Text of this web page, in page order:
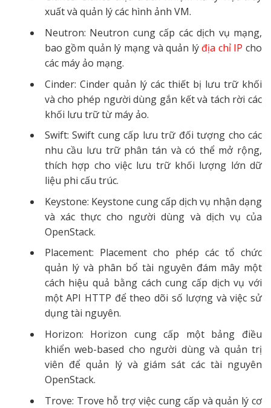
xuất và quản lý các hình ảnh VM.
Neutron: Neutron cung cấp các dịch vụ mạng,
bao gồm quản lý mạng và quản lý địa chỉ IP cho
các máy ảo mạng.
Cinder: Cinder quản lý các thiết bị lưu trữ khối
và cho phép người dùng gắn kết và tách rời các
khối lưu trữ từ máy ảo.
Swift: Swift cung cấp lưu trữ đối tượng cho các
nhu cầu lưu trữ phân tán và có thể mở rộng,
thích hợp cho việc lưu trữ khối lượng lớn dữ
liệu phi cấu trúc.
Keystone: Keystone cung cấp dịch vụ nhận dạng
và xác thực cho người dùng và dịch vụ của
OpenStack.
Placement: Placement cho phép các tổ chức
quản lý và phân bổ tài nguyên đám mây một
cách hiệu quả bằng cách cung cấp dịch vụ với
một API HTTP để theo dõi số lượng và việc sử
dụng tài nguyên.
Horizon: Horizon cung cấp một bảng điều
khiển web-based cho người dùng và quản trị
viên để quản lý và giám sát các tài nguyên
OpenStack.
Trove: Trove hỗ trợ việc cung cấp và quản lý cơ